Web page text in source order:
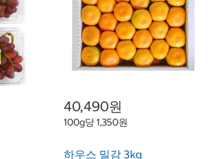
40,490원
100g당 1,350원
하우스 밀감 3kg